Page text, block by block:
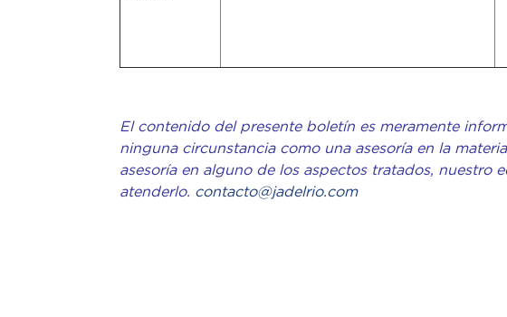
El contenido del presente boletín es meramente
ninguna circunstancia como una asesoría en la
asesoría en alguno de los aspectos tratados, nuestro
atenderlo. contacto@jadelrio.com